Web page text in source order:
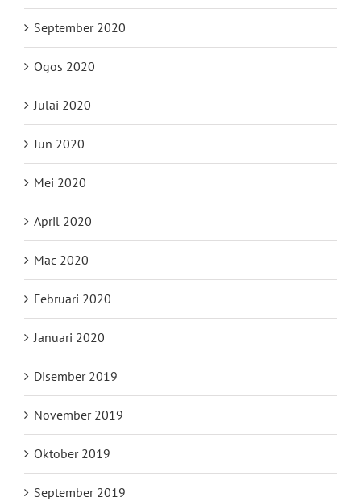
September 2020
Ogos 2020
Julai 2020
Jun 2020
Mei 2020
April 2020
Mac 2020
Februari 2020
Januari 2020
Disember 2019
November 2019
Oktober 2019
September 2019